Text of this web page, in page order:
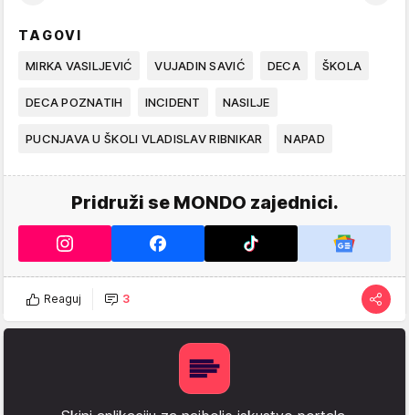
TAGOVI
MIRKA VASILJEVIĆ VUJADIN SAVIĆ DECA ŠKOLA
DECA POZNATIH INCIDENT NASILJE
PUCNJAVA U ŠKOLI VLADISLAV RIBNIKAR NAPAD
Pridruži se MONDO zajednici.
Reaguj 3